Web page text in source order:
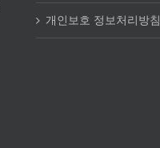
개인보호 정보처리방침